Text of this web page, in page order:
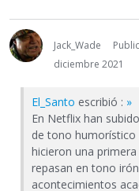
Jack_Wade
diciembre 2021
El_Santo escribió : »
En Netflix han
de tono humorístico
hicieron una
repasan en tono
acontecimientos